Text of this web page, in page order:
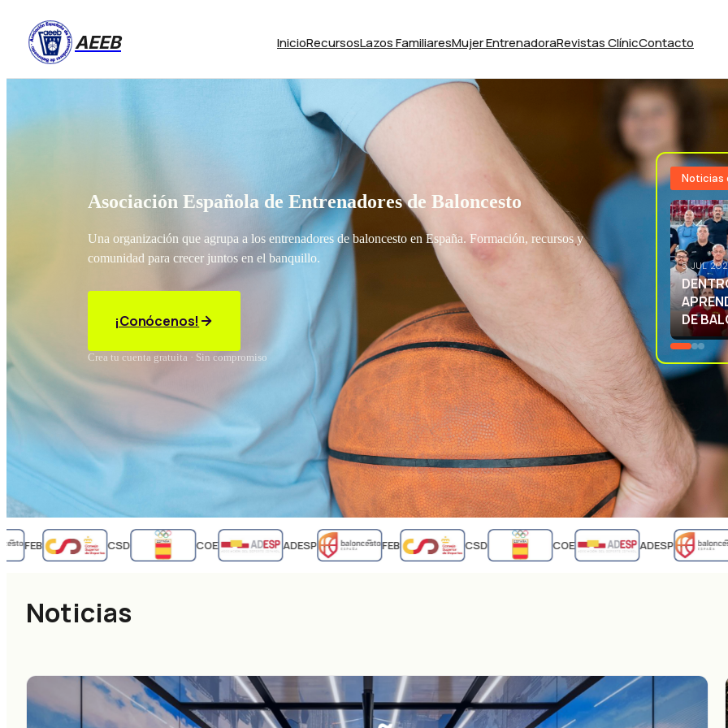
AEEB InicioRecursosLazos FamiliaresMujer EntrenadoraRevistas ClínicContacto
Asociación Española de Entrenadores de Baloncesto
Una organización que agrupa a los entrenadores de baloncesto en España. Formación, recursos y
comunidad para crecer juntos en el banquillo.
¡Conócenos!
Crea tu cuenta gratuita · Sin compromiso
Noticias
3 JUL
LA
FEB CSD COE ADESP FEB CSD COE ADESP
Noticias